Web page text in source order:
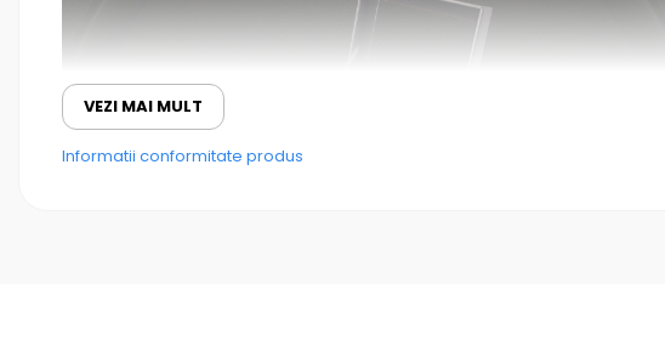
VEZI MAI MULT
Informatii conformitate produs